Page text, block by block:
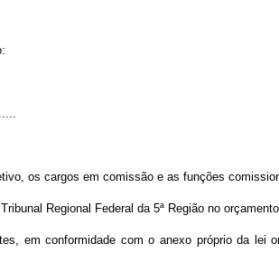
os cargos em comissão e as funções
Regional Federal da 5ª Região no
em conformidade com o anexo próprio da lei